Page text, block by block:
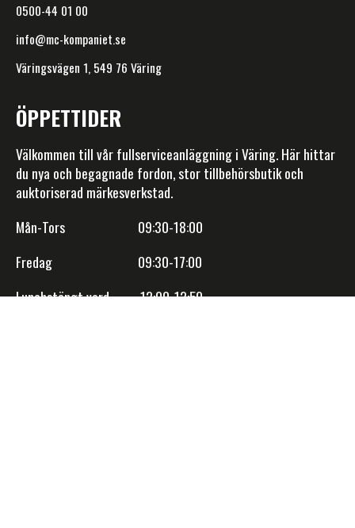
0500-44 01 00
info@mc-kompaniet.se
Väringsvägen 1, 549 76 Väring
ÖPPETTIDER
Välkommen till vår fullserviceanläggning i Väring. Här hittar
du nya och begagnade fordon, stor tillbehörsbutik och
auktoriserad märkesverkstad.
Mån-Tors 09:30-18:00
Fredag 09:30-17:00
Lunchstängt vard. 12:00-12:50